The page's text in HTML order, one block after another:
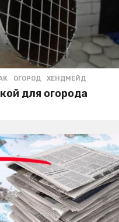
,ОГОРОД ,ХЕНДМЕЙД
для огорода